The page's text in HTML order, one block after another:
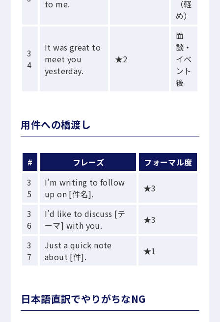
to me.
（軽
め）
3
4
It was great to
meet you
yesterday.
★2
面
談・
イベ
ント
後
用件への橋渡し
# フレーズ
フォーマル度
3
5
I’m writing to follow
up on [件名].
★3
3
6
I’d like to discuss [テ
ーマ] with you.
★3
3
7
Just a quick note
about [件].
★1
日本語直訳でやりがちなNG